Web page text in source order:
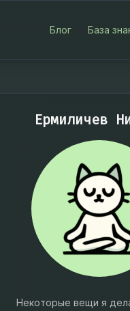
Блог База
Ермиличев
Некоторые вещи я